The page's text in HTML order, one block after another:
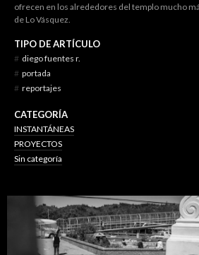
ofrecen en los alrededores del templo mucho
de Lo Vásquez.
TIPO DE ARTÍCULO
# diego fuentes r.
# portada
# reportajes
CATEGORÍA
INSTANTÁNEAS
PROYECTOS
Sin categoría